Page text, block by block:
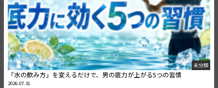
未分類
「水の飲み方」を変えるだけで、男の底力が上がる5つの習慣
2026.07.31